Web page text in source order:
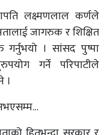
लक्ष्मणलाल कर्णले
जागरुक र शिक्षित
। सांसद पुष्पा
गर्ने परिपाटीले
।